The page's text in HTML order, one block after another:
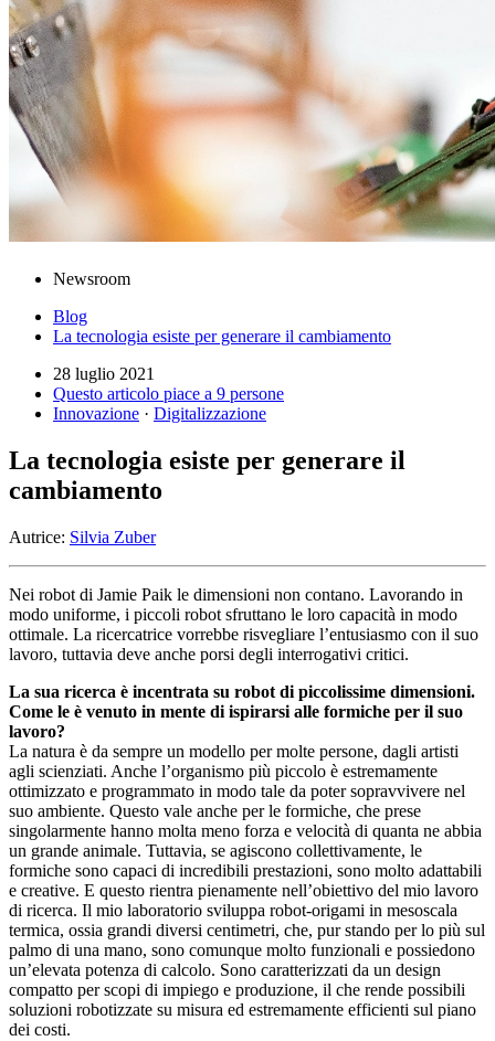
Newsroom
Blog
La tecnologia esiste per generare il cambiamento
28 luglio 2021
Questo articolo piace a 9 persone
Innovazione · Digitalizzazione
La tecnologia esiste per generare il
cambiamento
Autrice: Silvia Zuber
Nei robot di Jamie Paik le dimensioni non contano. Lavorando in
modo uniforme, i piccoli robot sfruttano le loro capacità in modo
ottimale. La ricercatrice vorrebbe risvegliare l’entusiasmo con il suo
lavoro, tuttavia deve anche porsi degli interrogativi critici.
La sua ricerca è incentrata su robot di piccolissime dimensioni.
Come le è venuto in mente di ispirarsi alle formiche per il suo
lavoro?
La natura è da sempre un modello per molte persone, dagli artisti
agli scienziati. Anche l’organismo più piccolo è estremamente
ottimizzato e programmato in modo tale da poter sopravvivere nel
suo ambiente. Questo vale anche per le formiche, che prese
singolarmente hanno molta meno forza e velocità di quanta ne abbia
un grande animale. Tuttavia, se agiscono collettivamente, le
formiche sono capaci di incredibili prestazioni, sono molto adattabili
e creative. E questo rientra pienamente nell’obiettivo del mio lavoro
di ricerca. Il mio laboratorio sviluppa robot-origami in mesoscala
termica, ossia grandi diversi centimetri, che, pur stando per lo più sul
palmo di una mano, sono comunque molto funzionali e possiedono
un’elevata potenza di calcolo. Sono caratterizzati da un design
compatto per scopi di impiego e produzione, il che rende possibili
soluzioni robotizzate su misura ed estremamente efficienti sul piano
dei costi.